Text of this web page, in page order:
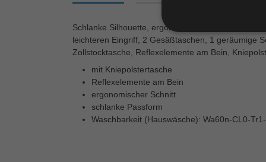
Schlanke Silhouette, ergonomischer Schnitt,
leichteren Eingriff, 2 Gesäßtaschen, 1 geräumige
Zollstocktasche, Reflexelemente am Bein,
mit Kniepolstertasche
Reflexelemente am Bein
ergonomischer Schnitt
schlanke Passform
Waschbarkeit (Hauswäsche): Wa60n-CL0-